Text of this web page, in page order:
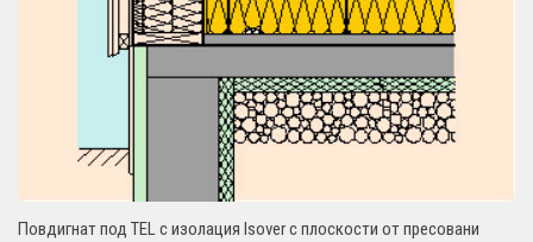
Повдигнат под TEL с изолация Isover с плоскости от пресовани